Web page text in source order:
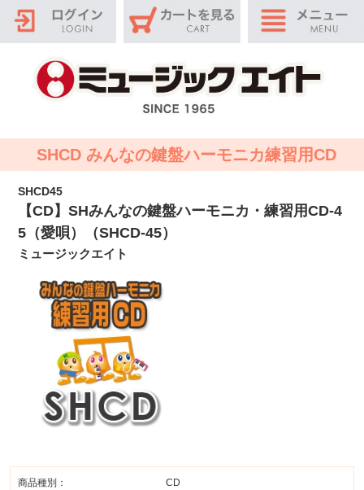
SHCD みんなの鍵盤ハーモニカ練習用CD
SHCD45
【CD】SHみんなの鍵盤ハーモニカ・練習用CD-4
5（愛唄）（SHCD-45）
ミュージックエイト
商品種別：
CD